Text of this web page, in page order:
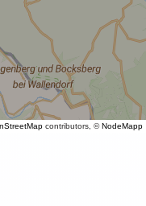
contributors, ©NodeMapp